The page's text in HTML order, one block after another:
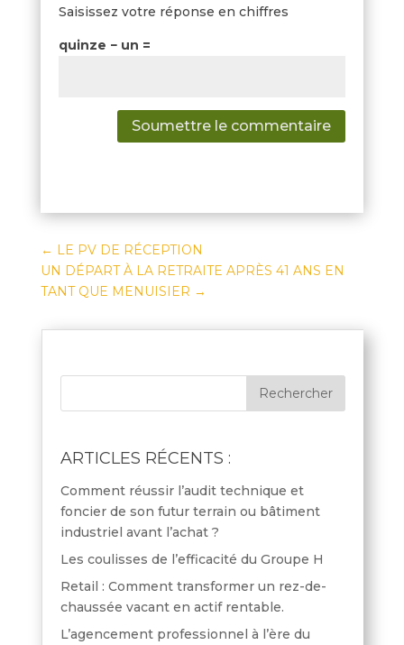
Saisissez votre réponse en chiffres
quinze − un =
Soumettre le commentaire
← LE PV DE RÉCEPTION
UN DÉPART À LA RETRAITE APRÈS 41 ANS EN
TANT QUE MENUISIER →
ARTICLES RÉCENTS :
Comment réussir l’audit technique et
foncier de son futur terrain ou bâtiment
industriel avant l’achat ?
Les coulisses de l’efficacité du Groupe H
Retail : Comment transformer un rez-de-
chaussée vacant en actif rentable.
L’agencement professionnel à l’ère du